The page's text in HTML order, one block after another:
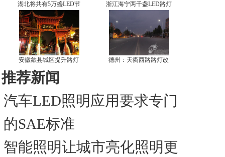
湖北将共有5万盏LED节 浙江海宁两千盏LED路灯
安徽歙县城区提升路灯 德州：天衢西路路灯改
推荐新闻
汽车LED照明应用要求专门
的SAE标准
智能照明让城市亮化照明更